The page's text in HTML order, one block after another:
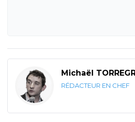
Michaël
RÉDACTEUR EN CHEF